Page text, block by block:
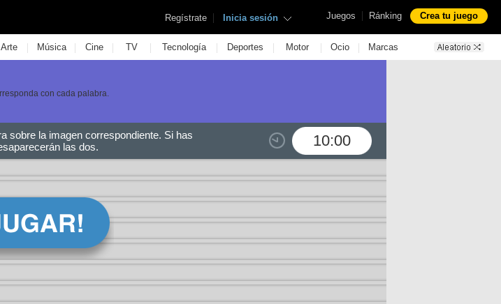
Juegos | Ránking Crea tu juego
Regístrate | Inicia sesión
Arte | Música | Cine | TV | Tecnología | Deportes | Motor | Ocio | Marcas
con cada palabra.
10:00
sobre la imagen correspondiente. Si has
las dos.